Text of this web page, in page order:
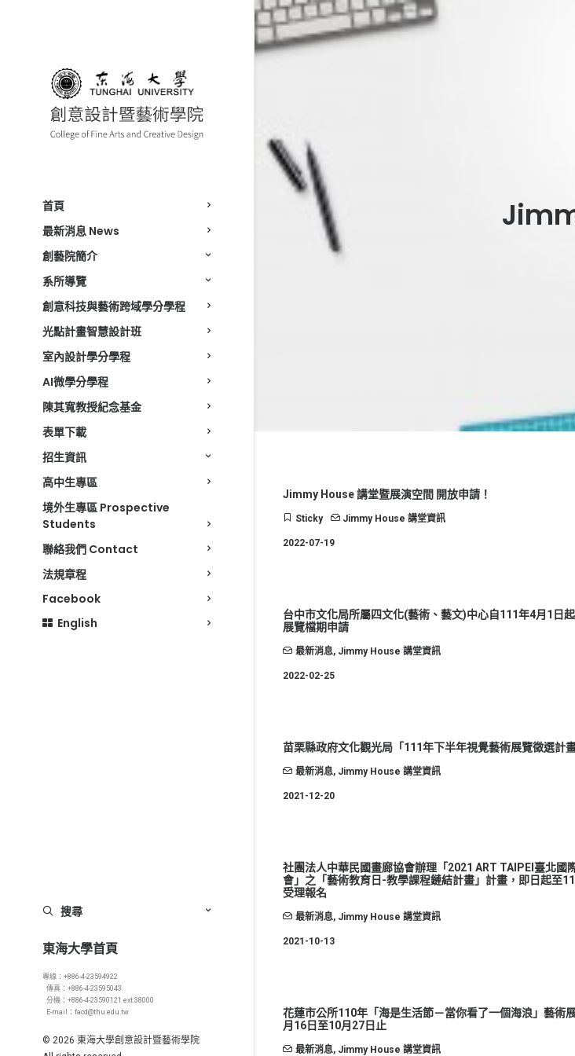
首頁
最新消息 News
創藝院簡介
系所導覽
創意科技與藝術跨域學分學程
光點計畫智慧設計班
室內設計學分學程
AI微學分學程
陳其寬教授紀念基金
表單下載
招生資訊
高中生專區
境外生專區 Prospective
Students
聯絡我們 Contact
法規章程
Facebook
English
搜尋
東海大學首頁
專線：+886-4-23594922
傳真：+886-4-23595043
分機：+886-4-23590121 ext.38000
E-mail：facd@thu.edu.tw
© 2026 東海大學創意設計暨藝術學院
Jimmy House 講堂暨展演空間 開放申請！
Sticky Jimmy House 講堂資訊
2022-07-19
台中市文化局所屬四文化(藝術、藝文)中心自111年4月1日
展覽檔期申請
最新消息, Jimmy House 講堂資訊
2022-02-25
苗栗縣政府文化觀光局「111年下半年視覺藝術展覽徵選計畫
最新消息, Jimmy House 講堂資訊
2021-12-20
社團法人中華民國畫廊協會辦理「2021 ART TAIPEI臺北國
會」之「藝術教育日-教學課程鏈結計畫」計畫，即日起至
受理報名
最新消息, Jimmy House 講堂資訊
2021-10-13
花蓮市公所110年「海是生活節－當你看了一個海浪」藝術
月16日至10月27日止
最新消息, Jimmy House 講堂資訊